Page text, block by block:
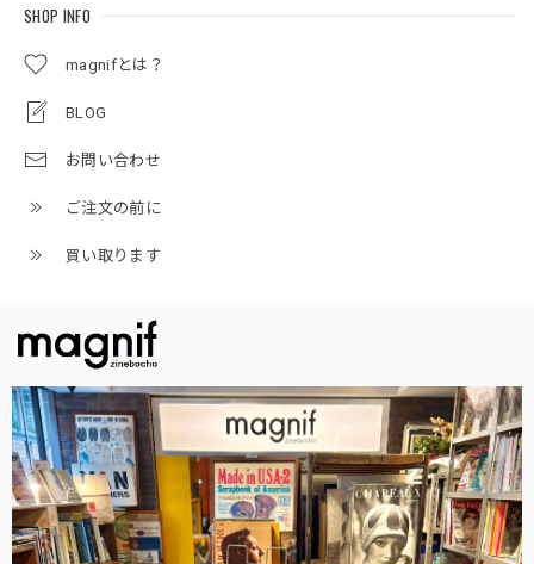
SHOP INFO
magnifとは？
BLOG
お問い合わせ
ご注文の前に
買い取ります